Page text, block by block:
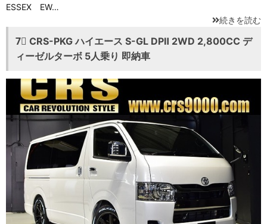
ESSEX EW…
続きを読む
7⃣ CRS-PKG ハイエース S-GL DPⅡ 2WD 2,800CC デ
ィーゼルターボ 5人乗り 即納車